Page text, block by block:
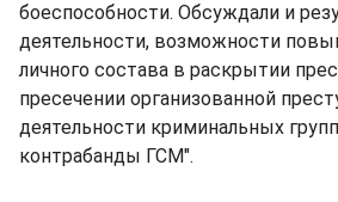
боеспособности. Обсуждали и
деятельности, возможности
личного состава в раскрытии
пресечении организованной
деятельности криминальных
контрабанды ГСМ".